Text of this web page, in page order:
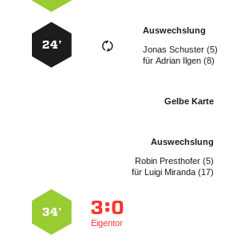
Auswechslung
  
für  
24’
Gelbe Karte
Auswechslung
  
für   
:
Eigentor
34’